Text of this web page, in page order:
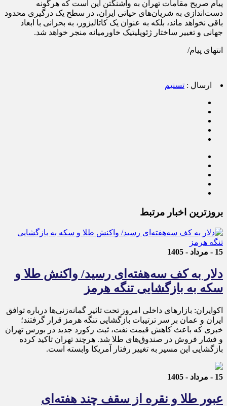
پیام صریح مقامات تهران به واشنگتن این است که هرگونه
دست‌اندازی به شریان‌های حیاتی ایران، در سطح یک درگیری محدود
باقی نخواهد ماند، بلکه به عنوان یک کاتالیزور، به بحرانی با ابعاد
جهانی و تغییر ساختار ژئوپلیتیک خاورمیانه منجر خواهد شد.
انتهای پیام/
ارسال : تسنیم
بروزترین اخبار مرتبط
15 - مرداد - 1405
دلار به کف سه‌هفته‌ای رسید/ واکنش طلا و
سکه به بازگشایی تنگه هرمز
اکوایران: بازارهای داخلی امروز تحت تاثیر گمانه‌زنی‌ها درباره توافق
ایران و عمان بر سر ترتیبات بازگشایی تنگه هرمز قرار گرفتند؛
خبری که باعث کاهش قیمت نفت، ثبت رکورد جدید در بورس تهران
و فشار فروش در صندوق‌های طلا شد. هرچند تهران تاکید کرده
بازگشایی این مسیر به تغییر رفتار آمریکا وابسته است.
15 - مرداد - 1405
عبور طلا و نقره از سقف چند هفته‌ای